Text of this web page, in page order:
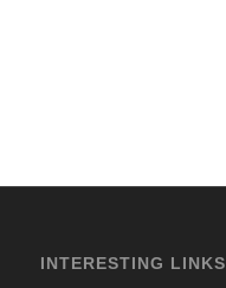
INTERESTING LINKS